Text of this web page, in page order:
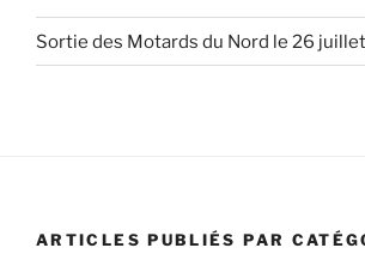
Sortie des Motards du Nord le 26
ARTICLES PUBLIÉS PAR